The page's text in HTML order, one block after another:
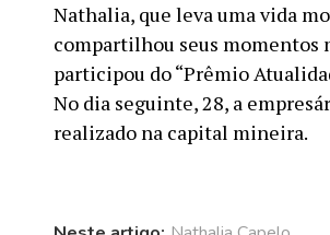
Nathalia, que leva uma vida
compartilhou seus momentos
participou do “Prêmio
No dia seguinte, 28, a
realizado na capital mineira.